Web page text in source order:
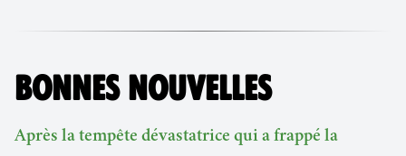
BONNES NOUVELLES
Après la tempête dévastatrice qui a frappé la